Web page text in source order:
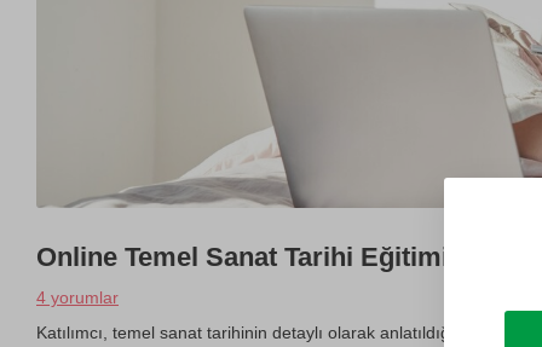
Online Temel Sanat Tarihi Eğitimi
4 yorumlar
Katılımcı, temel sanat tarihinin detaylı olarak anlatıldığı bir